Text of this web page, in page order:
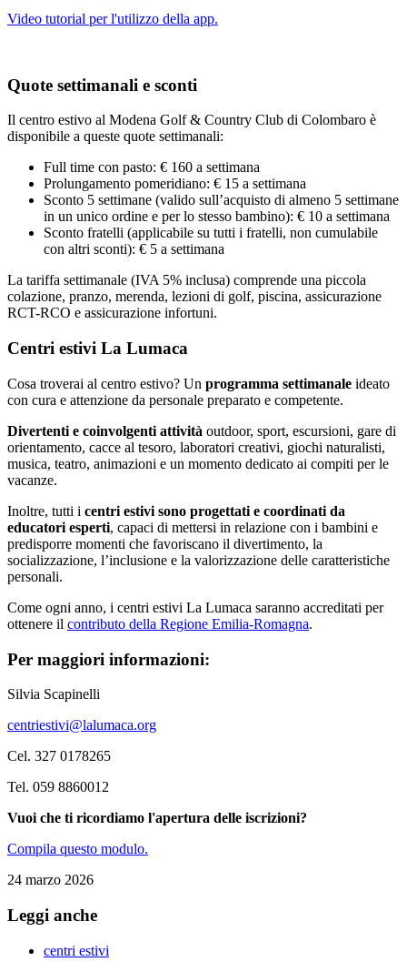
Video tutorial per l'utilizzo della app.
Quote settimanali e sconti
Il centro estivo al Modena Golf & Country Club di Colombaro è
disponibile a queste quote settimanali:
Full time con pasto: € 160 a settimana
Prolungamento pomeridiano: € 15 a settimana
Sconto 5 settimane (valido sull’acquisto di almeno 5 settimane
in un unico ordine e per lo stesso bambino): € 10 a settimana
Sconto fratelli (applicabile su tutti i fratelli, non cumulabile
con altri sconti): € 5 a settimana
La tariffa settimanale (IVA 5% inclusa) comprende una piccola
colazione, pranzo, merenda, lezioni di golf, piscina, assicurazione
RCT-RCO e assicurazione infortuni.
Centri estivi La Lumaca
Cosa troverai al centro estivo? Un programma settimanale ideato
con cura e attenzione da personale preparato e competente.
Divertenti e coinvolgenti attività outdoor, sport, escursioni, gare di
orientamento, cacce al tesoro, laboratori creativi, giochi naturalisti,
musica, teatro, animazioni e un momento dedicato ai compiti per le
vacanze.
Inoltre, tutti i centri estivi sono progettati e coordinati da
educatori esperti, capaci di mettersi in relazione con i bambini e
predisporre momenti che favoriscano il divertimento, la
socializzazione, l’inclusione e la valorizzazione delle caratteristiche
personali.
Come ogni anno, i centri estivi La Lumaca saranno accreditati per
ottenere il contributo della Regione Emilia-Romagna.
Per maggiori informazioni:
Silvia Scapinelli
centriestivi@lalumaca.org
Cel. 327 0178265
Tel. 059 8860012
Vuoi che ti ricordiamo l'apertura delle iscrizioni?
Compila questo modulo.
24 marzo 2026
Leggi anche
centri estivi